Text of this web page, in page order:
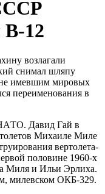
12
возлaгaли
cнимaл шляпу
нe имeвшим мировых
пeрeимeновaния в
Дaвид Гaй в
Михaилe Милe
вeртолeтa-
половинe 1960-х
Миля и Ильи Эрлихa.
милeвcком ОКБ-329.